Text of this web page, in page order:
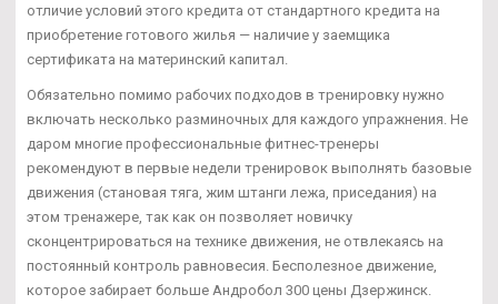
отличие условий этого кредита от стандартного кредита на
приобретение готового жилья — наличие у заемщика
сертификата на материнский капитал.
Обязательно помимо рабочих подходов в тренировку нужно
включать несколько разминочных для каждого упражнения. Не
даром многие профессиональные фитнес-тренеры
рекомендуют в первые недели тренировок выполнять базовые
движения (становая тяга, жим штанги лежа, приседания) на
этом тренажере, так как он позволяет новичку
сконцентрироваться на технике движения, не отвлекаясь на
постоянный контроль равновесия. Бесполезное движение,
которое забирает больше Андробол 300 цены Дзержинск.